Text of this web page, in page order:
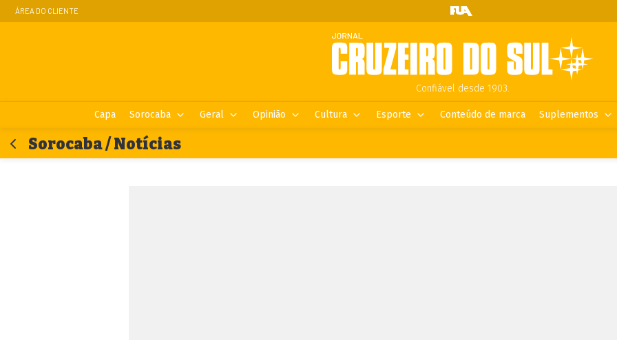
ÁREA DO CLIENTE
Confiável desde 1903.
Capa Sorocaba Geral Opinião Cultura Esporte Conteúdo de marca Suplementos
Sorocaba / Notícias